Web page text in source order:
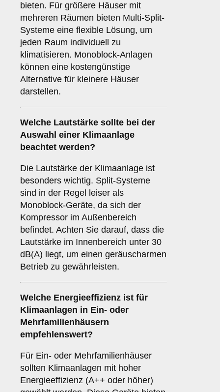
bieten. Für größere Häuser mit
mehreren Räumen bieten Multi-Split-
Systeme eine flexible Lösung, um
jeden Raum individuell zu
klimatisieren. Monoblock-Anlagen
können eine kostengünstige
Alternative für kleinere Häuser
darstellen.
Welche Lautstärke sollte bei der
Auswahl einer Klimaanlage
beachtet werden?
Die Lautstärke der Klimaanlage ist
besonders wichtig. Split-Systeme
sind in der Regel leiser als
Monoblock-Geräte, da sich der
Kompressor im Außenbereich
befindet. Achten Sie darauf, dass die
Lautstärke im Innenbereich unter 30
dB(A) liegt, um einen geräuscharmen
Betrieb zu gewährleisten.
Welche Energieeffizienz ist für
Klimaanlagen in Ein- oder
Mehrfamilienhäusern
empfehlenswert?
Für Ein- oder Mehrfamilienhäuser
sollten Klimaanlagen mit hoher
Energieeffizienz (A++ oder höher)